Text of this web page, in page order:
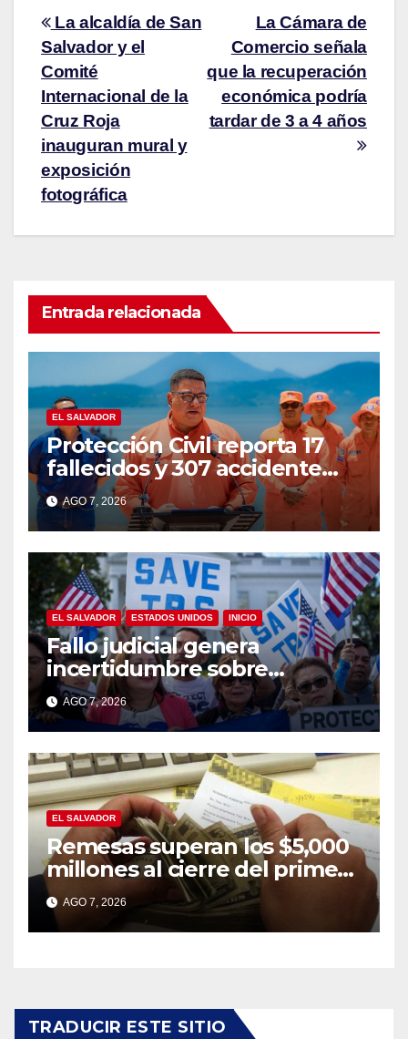
La Cámara de
Comercio señala
que la recuperación
económica podría
tardar de 3 a 4 años
La alcaldía de San
Salvador y el
Comité
Internacional de la
Cruz Roja
inauguran mural y
exposición
fotográfica
Entrada relacionada
EL SALVADOR
Protección Civil reporta 17
fallecidos y 307 accidente
durante vacaciones
agostinas
AGO 7, 2026
EL SALVADOR ESTADOS UNIDOS INICIO
Fallo judicial genera
incertidumbre sobre
permisos de trabajo de
salvadoreños con TPS
AGO 7, 2026
EL SALVADOR
Remesas superan los $5,000
millones al cierre del primer
semestre de 2026
AGO 7, 2026
TRADUCIR ESTE SITIO